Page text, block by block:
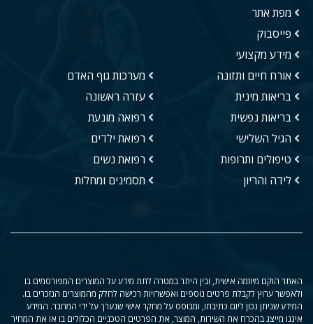
מפת אתר
פייסבוק
מידע מקצועי
אורח חיים ותזונה
בריאות מינית
בריאות נפשית
הגיל השלישי
טיפולים ותרופות
לידה והריון
מערכות גוף האדם
עזרה ראשונה
רפואה מונעת
רפואת ילדים
רפואת נשים
תסמינים ומחלות
האתר הוקם מיוזמה אישית, ובין היתר במטרה לתת מידע על המוצרים המפורסמים בו
ולאפשר ערוץ לקבלת פרטים נוספים ואפשרויות רכישה לחלק מהמוצרים הנזכרים בו.
המידע שניתן נכון ליום כתיבתו, ומבוסס על מחקר אישי שנערך על ידי המחבר. המידע
איננו מייצג בהכרח את השירות, המוצר, את הפרטים הטכניים הכלולים בו או את המחיר